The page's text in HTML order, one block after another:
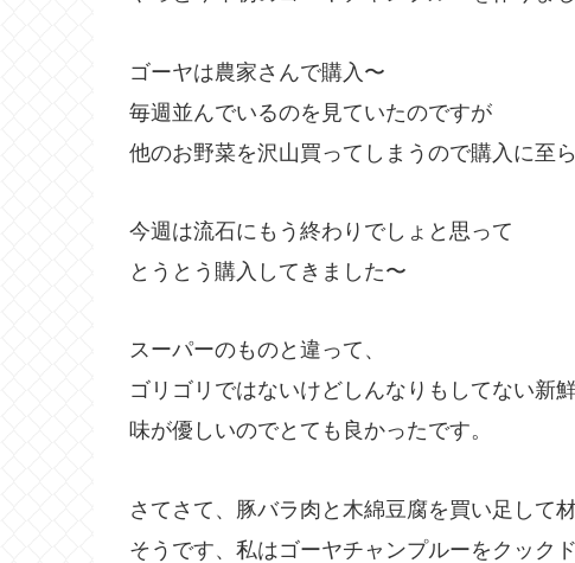
ゴーヤは農家さんで購入〜
毎週並んでいるのを見ていたのですが
他のお野菜を沢山買ってしまうので購入に至ら
今週は流石にもう終わりでしょと思って
とうとう購入してきました〜
スーパーのものと違って、
ゴリゴリではないけどしんなりもしてない新
味が優しいのでとても良かったです。
さてさて、豚バラ肉と木綿豆腐を買い足して
そうです、私はゴーヤチャンプルーをクック